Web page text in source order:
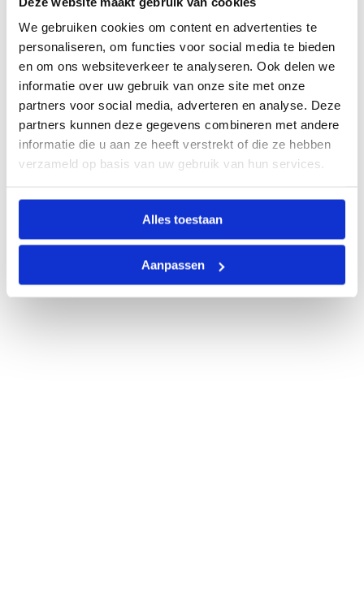
We gebruiken cookies om content en advertenties te
personaliseren, om functies voor social media te bieden
en om ons websiteverkeer te analyseren. Ook delen we
informatie over uw gebruik van onze site met onze
partners voor social media, adverteren en analyse. Deze
partners kunnen deze gegevens combineren met andere
informatie die u aan ze heeft verstrekt of die ze hebben
verzameld op basis van uw gebruik van hun services.
Alles toestaan
Aanpassen